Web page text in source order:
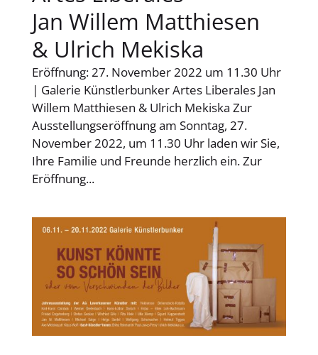
Jan Willem Matthiesen
& Ulrich Mekiska
Eröffnung: 27. November 2022 um 11.30 Uhr
| Galerie Künstlerbunker Artes Liberales Jan
Willem Matthiesen & Ulrich Mekiska Zur
Ausstellungseröffnung am Sonntag, 27.
November 2022, um 11.30 Uhr laden wir Sie,
Ihre Familie und Freunde herzlich ein. Zur
Eröffnung...